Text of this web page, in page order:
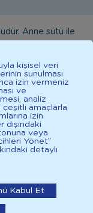
Anne sütü ile
hekim tavsiyesi
danışınız.
*D vitamini
işlevine katkıda
kişisel veri
sunulması
izin vermeniz
ve
analiz
çeşitli amaçlarla
izin
veya
Yönet”
detaylı
Kabul Et